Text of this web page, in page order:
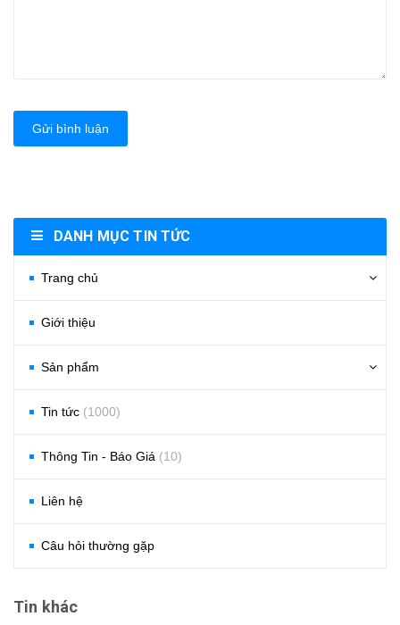
Gửi bình luận
DANH MỤC TIN TỨC
Trang chủ
Giới thiệu
Sản phẩm
Tin tức (1000)
Thông Tin - Báo Giá (10)
Liên hệ
Câu hỏi thường gặp
Tin khác